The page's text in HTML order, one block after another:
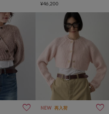
ガン
¥46,200
NEW 再入荷